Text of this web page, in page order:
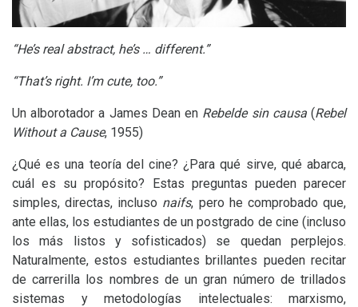
“He’s real abstract, he’s … different.”
“That’s right. I’m cute, too.”
Un alborotador a James Dean en Rebelde sin causa(Rebel
Without a Cause, 1955)
¿Qué es una teoría del cine? ¿Para qué sirve, qué abarca,
cuál es su propósito? Estas preguntas pueden parecer
simples, directas, incluso naifs, pero he comprobado que,
ante ellas, los estudiantes de un postgrado de cine (incluso
los más listos y sofisticados) se quedan perplejos.
Naturalmente, estos estudiantes brillantes pueden recitar
de carrerilla los nombres de un gran número de trillados
sistemas y metodologías intelectuales: marxismo,